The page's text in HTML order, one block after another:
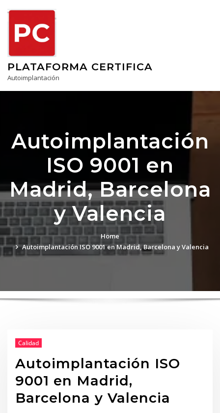
content
PLATAFORMA CERTIFICA
Autoimplantación
Autoimplantación
ISO 9001 en
Madrid, Barcelona
y Valencia
Home
Autoimplantación ISO 9001 en Madrid, Barcelona y Valencia
Calidad
Autoimplantación ISO
9001 en Madrid,
Barcelona y Valencia